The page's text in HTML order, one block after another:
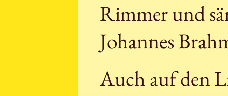
Rimmer und
Johannes
Auch auf den